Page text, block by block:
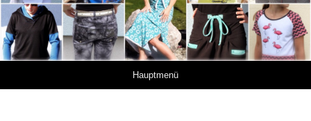
Hauptmenü